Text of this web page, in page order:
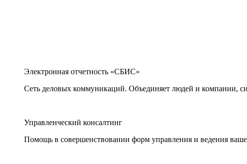
Электронная отчетность «СБИС»
Сеть деловых коммуникаций. Объединяет людей и компании,
Управленческий консалтинг
Помощь в совершенствовании форм управления и ведения